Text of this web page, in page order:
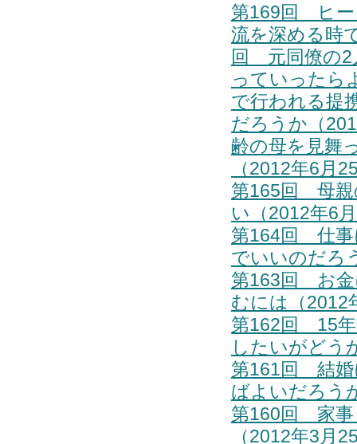
第169回 ヒー
流を深める時
回 元同僚の2
っていったら
で行われる提
だろうか（
齢の母を見舞
（2012年6月
第165回 母親
い（2012年6
第164回 仕事
でいいのだろ
第163回 お金
むには（2012
第162回 15年
したいがどう
第161回 結婚
ばよいだろう
第160回 家事
（2012年3月